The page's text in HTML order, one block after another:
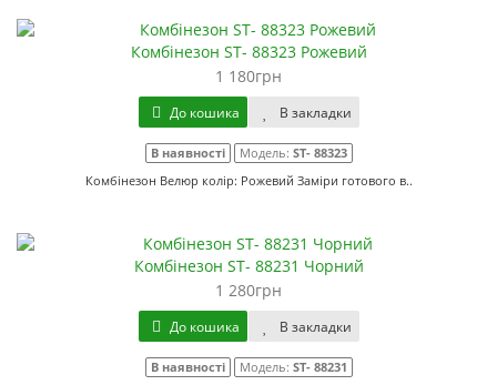
Комбінезон ST- 88323 Рожевий
1 180грн
До кошика В закладки
В наявності Модель: ST- 88323
Комбінезон Велюр колір: Рожевий Заміри готового в..
Комбінезон ST- 88231 Чорний
1 280грн
До кошика В закладки
В наявності Модель: ST- 88231